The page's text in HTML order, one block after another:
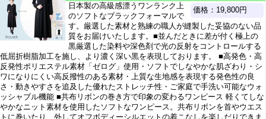
価格：19,800円
日本製の高級感漂うワンランク上
のソフトなブラックフォーマルで
す。厳選した素材と熟練の職人が縫製した妥協のない品
質をお届けいたします。■並んだときに差が付く極上の
黒厳選した染料や深色剤で光の反射をコントロールする
低屈折樹脂加工を施し、より濃く深い黒を表現しております。 ■高発色・高
反発性ポリエステル素材「ゼログ」使用・ソフトでしなやかな肌ざわり・シ
ワになりにくい高反撥性のある素材・上質な生地感を表現する発色性の良
さ・動きやすさを追及した優れたストレッチ性・ご家庭で手洗い可能なウォ
ッシャブル機能 ■共布リボンの巻き方で印象の変わるワンピース 軽くてしな
やかなニット素材を使用したソフトなワンピース。共布リボンを首やウエス
トに巻いたり、外してオフボディーシルエットの着こなしを楽しだりできま